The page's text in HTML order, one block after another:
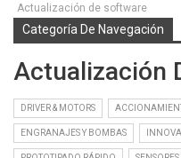
Actualización de software
Categoría De Navegación
Actualización
DRIVER & MOTORS
ENGRANAJES Y BOMBAS